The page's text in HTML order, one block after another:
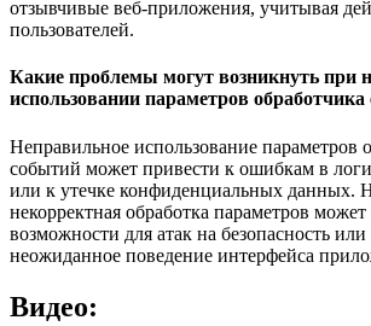
отзывчивые веб-приложения, учитывая
пользователей.
Какие проблемы могут возникнуть при
использовании параметров
Неправильное использование параметров
событий может привести к ошибкам в
или к утечке конфиденциальных данных.
некорректная обработка параметров
возможности для атак на безопасность или
неожиданное поведение интерфейса
Видео: